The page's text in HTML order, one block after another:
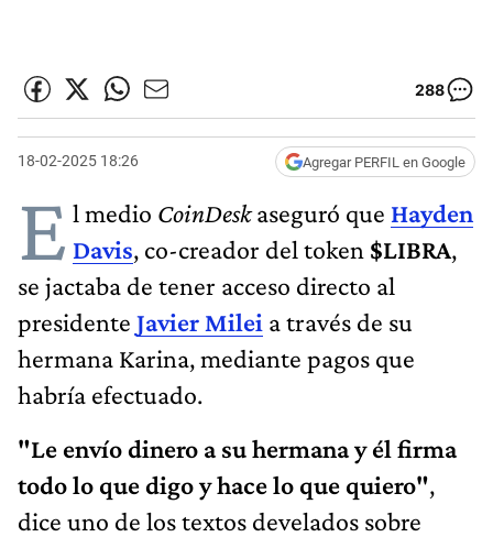
288
18-02-2025 18:26 Agregar PERFIL en Google
E l medio CoinDeskaseguró que Hayden
Davis, co-creador del token $LIBRA,
se jactaba de tener acceso directo al
presidente Javier Milei a través de su
hermana Karina, mediante pagos que
habría efectuado.
"Le envío dinero a su hermana y él firma
todo lo que digo y hace lo que quiero",
dice uno de los textos develados sobre